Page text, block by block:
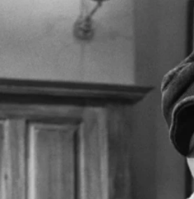
FILMS ET HORAIRES
SCOLAIRES
PRATIQUE
RÉSERVATION